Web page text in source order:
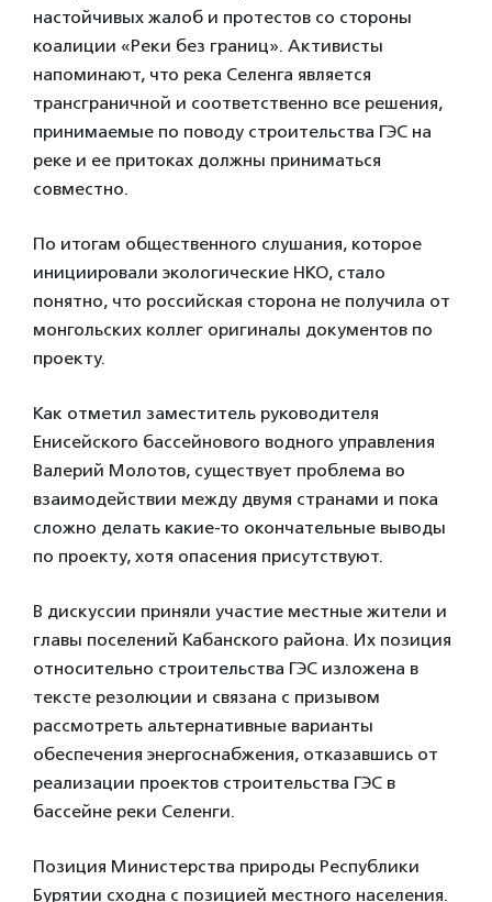
настойчивых жалоб и протестов со стороны
коалиции «Реки без границ». Активисты
напоминают, что река Селенга является
трансграничной и соответственно все решения,
принимаемые по поводу строительства ГЭС на
реке и ее притоках должны приниматься
совместно.
По итогам общественного слушания, которое
инициировали экологические НКО, стало
понятно, что российская сторона не получила от
монгольских коллег оригиналы документов по
проекту.
Как отметил заместитель руководителя
Енисейского бассейнового водного управления
Валерий Молотов, существует проблема во
взаимодействии между двумя странами и пока
сложно делать какие-то окончательные выводы
по проекту, хотя опасения присутствуют.
В дискуссии приняли участие местные жители и
главы поселений Кабанского района. Их позиция
относительно строительства ГЭС изложена в
тексте резолюции и связана с призывом
рассмотреть альтернативные варианты
обеспечения энергоснабжения, отказавшись от
реализации проектов строительства ГЭС в
бассейне реки Селенги.
Позиция Министерства природы Республики
Бурятии сходна с позицией местного населения.